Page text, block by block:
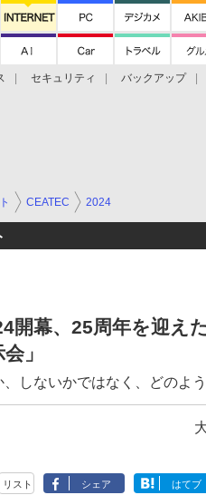
セキュリティ バックアップ
CEATEC 2024
開幕、25周年を迎え
」
、しないかではなく、どのよ
リスト シェア はてブ